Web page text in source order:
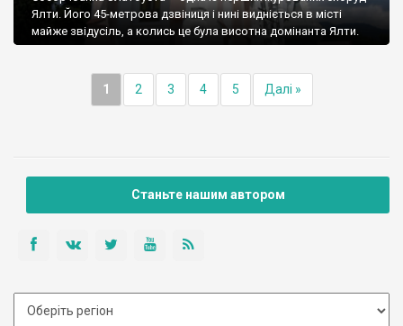
Ялти. Його 45-метрова дзвіниця і нині видніється в місті
майже звідусіль, а колись це була висотна домінанта Ялти.
1 2 3 4 5 Далі »
Станьте нашим автором